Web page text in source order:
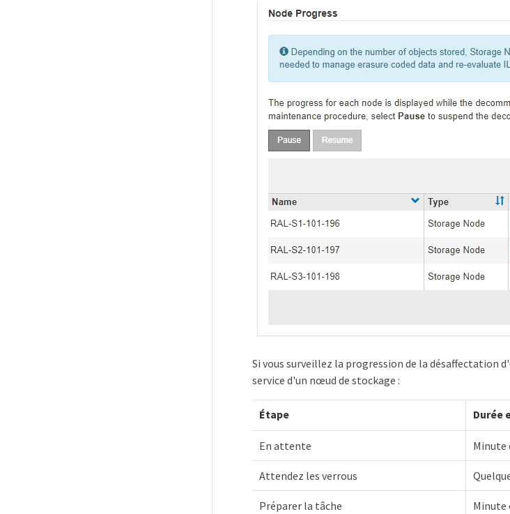
Si vous surveillez la progression de la désaffectation
service d'un nœud de stockage :
Étape Durée
En attente Minute
Attendez les verrous
Préparer la tâche Minute